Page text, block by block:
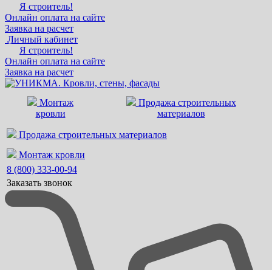
Я строитель!
Онлайн оплата на сайте
Заявка на расчет
Личный кабинет
Я строитель!
Онлайн оплата на сайте
Заявка на расчет
Монтаж
кровли
Продажа строительных
материалов
Продажа строительных материалов
Монтаж кровли
8 (800) 333-00-94
Заказать звонок